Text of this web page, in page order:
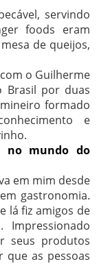
servindo
foods eram
de queijos,
o Guilherme
Brasil por duas
formado
e
no mundo do
em mim desde
gastronomia.
lá fiz amigos de
Impressionado
seus produtos
que as pessoas